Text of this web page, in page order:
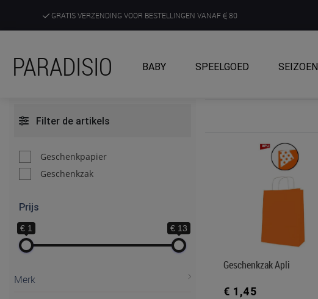
GRATIS VERZENDING VOOR BESTELLINGEN VANAF 80
ONTDEK, BELEEF EN KRIJG ADVIES IN ONZE WINKELS
PARADISIO BABY SPEELGOED SEIZOEN
Filter de artikels
Geschenkpapier
Geschenkzak
Prijs
€ 1 € 13
Merk
Geschenkzak Apli
€ 1,45